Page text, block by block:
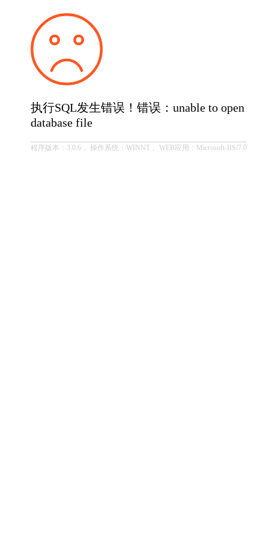
执行SQL发生错误！错误：unable to open
database file
程序版本：3.0.6， 操作系统：WINNT， WEB应用：Microsoft-IIS/7.0